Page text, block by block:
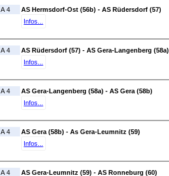
A 4
AS Hermsdorf-Ost (56b) - AS Rüdersdorf (57)
Infos...
A 4
AS Rüdersdorf (57) - AS Gera-Langenberg (58a)
Infos...
A 4
AS Gera-Langenberg (58a) - AS Gera (58b)
Infos...
A 4
AS Gera (58b) - As Gera-Leumnitz (59)
Infos...
A 4
AS Gera-Leumnitz (59) - AS Ronneburg (60)